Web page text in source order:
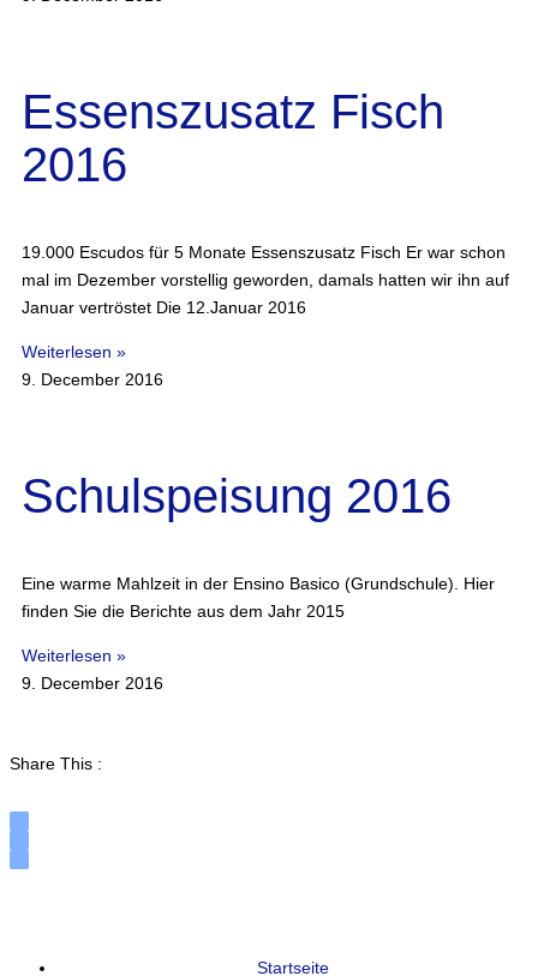
Essenszusatz Fisch
2016
19.000 Escudos für 5 Monate Essenszusatz Fisch Er war schon
mal im Dezember vorstellig geworden, damals hatten wir ihn auf
Januar vertröstet Die 12.Januar 2016
Weiterlesen »
9. December 2016
Schulspeisung 2016
Eine warme Mahlzeit in der Ensino Basico (Grundschule). Hier
finden Sie die Berichte aus dem Jahr 2015
Weiterlesen »
9. December 2016
Share This :
Startseite